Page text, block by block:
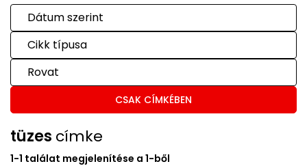
Dátum szerint
Cikk típusa
Rovat
CSAK CÍMKÉBEN
tüzes címke
1-1 találat megjelenítése a 1-ből